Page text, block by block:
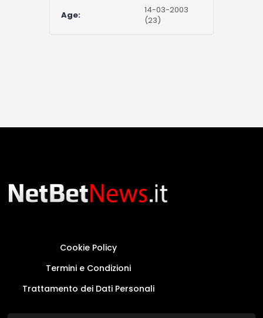
Age:
14-03-2003
(23)
Cookie Policy
Termini e Condizioni
Trattamento dei Dati Personali